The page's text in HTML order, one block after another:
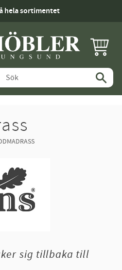
hela sortimentet
sig tillbaka till